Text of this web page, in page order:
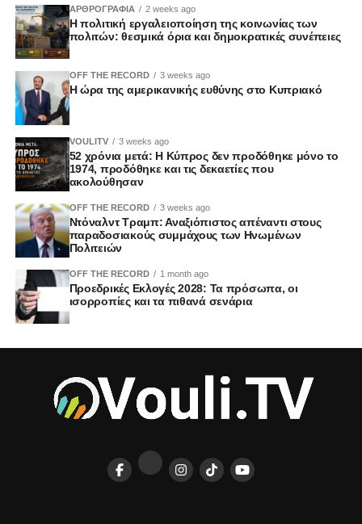
ΑΡΘΡΟΓΡΑΦΙΑ 2 weeks ago
Η πολιτική εργαλειοποίηση της κοινωνίας των
πολιτών: θεσμικά όρια και δημοκρατικές συνέπειες
OFF THE RECORD 3 weeks ago
Η ώρα της αμερικανικής ευθύνης στο Κυπριακό
VOULITV 3 weeks ago
52 χρόνια μετά: Η Κύπρος δεν προδόθηκε μόνο το
1974, προδόθηκε και τις δεκαετίες που
ακολούθησαν
OFF THE RECORD 3 weeks ago
Ντόναλντ Τραμπ: Αναξιόπιστος απέναντι στους
παραδοσιακούς συμμάχους των Ηνωμένων
Πολιτειών
OFF THE RECORD 1 month ago
Προεδρικές Εκλογές 2028: Τα πρόσωπα, οι
ισορροπίες και τα πιθανά σενάρια